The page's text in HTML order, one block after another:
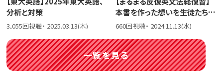
分析と対策
3,055回視聴・ 2025.03.13(木)
本書を作った想いを生徒たちに
話しました。
660回視聴・ 2024.11.13(水)
一覧を見る